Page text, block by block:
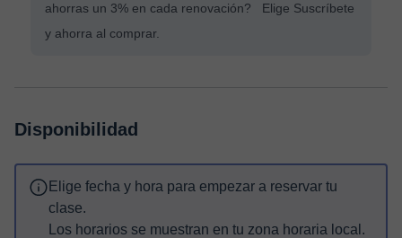
ahorras un 3% en cada renovación? Elige Suscríbete
y ahorra al comprar.
Disponibilidad
Elige fecha y hora para empezar a reservar tu
clase.
Los horarios se muestran en tu zona horaria local.